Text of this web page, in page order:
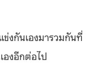
งกันเองมารวมกันที่
องอีกต่อไป